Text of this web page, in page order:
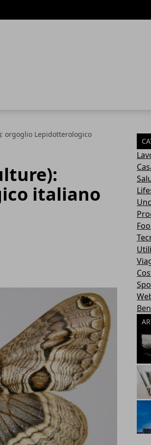
orgoglio Lepidotterologico
italiano